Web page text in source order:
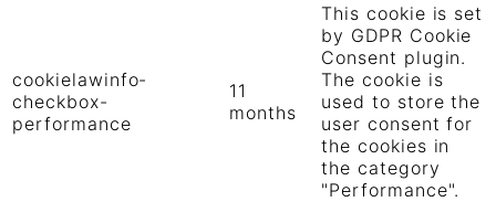
cookielawinfo-
checkbox-
performance
11
months
This cookie is set
by GDPR Cookie
Consent plugin.
The cookie is
used to store the
user consent for
the cookies in
the category
"Performance".